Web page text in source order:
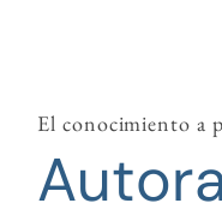
El conocimiento a